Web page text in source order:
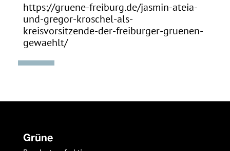
https://gruene-freiburg.de/jasmin-ateia-
und-gregor-kroschel-als-
kreisvorsitzende-der-freiburger-gruenen-
gewaehlt/
Grüne